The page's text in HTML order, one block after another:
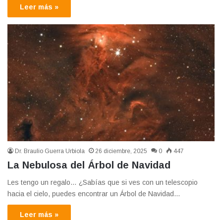
Leer más »
Dr. Braulio Guerra Urbiola 26 diciembre, 2025 0 447
La Nebulosa del Árbol de Navidad
Les tengo un regalo… ¿Sabías que si ves con un telescopio
hacia el cielo, puedes encontrar un Árbol de Navidad…
Leer más »